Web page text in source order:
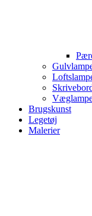
Brugskunst
Legetøj
Malerier